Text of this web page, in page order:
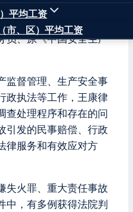
平均工资
市、区）平均工资
，北京华让律师事务所
会主任，曾任江苏省
员、原《中国安全生产
监督管理、生产安全事
政执法等工作，王康律
查处理程序和存在的问
引发的民事赔偿、行政
律服务和有效应对方
失火罪、重大责任事故
中，有多例获得法院判